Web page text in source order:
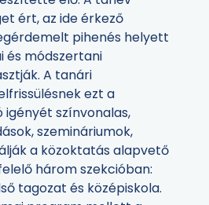
ért, az ide érkező
pihenés helyett
és módszertani
A tanári
ezt a
színvonalas,
szemináriumok,
a közoktatás alapvető
három szekcióban:
tagozat és középiskola.